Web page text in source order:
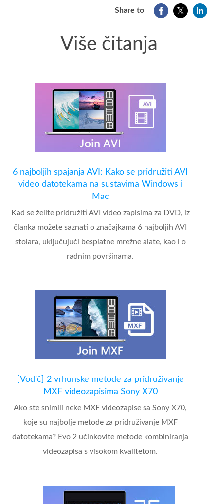
Share to
Više čitanja
6 najboljih spajanja AVI: Kako se pridružiti AVI
video datotekama na sustavima Windows i
Mac
Kad se želite pridružiti AVI video zapisima za DVD, iz
članka možete saznati o značajkama 6 najboljih AVI
stolara, uključujući besplatne mrežne alate, kao i o
radnim površinama.
[Vodič] 2 vrhunske metode za pridruživanje
MXF videozapisima Sony X70
Ako ste snimili neke MXF videozapise sa Sony X70,
koje su najbolje metode za pridruživanje MXF
datotekama? Evo 2 učinkovite metode kombiniranja
videozapisa s visokom kvalitetom.